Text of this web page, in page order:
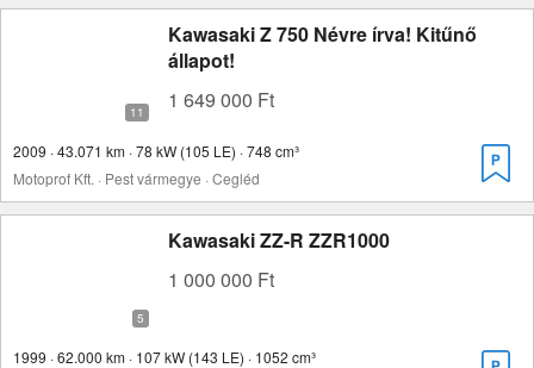
Kawasaki Z 750 Névre írva! Kitűnő
állapot!
1 649 000 Ft
2009 · 43.071 km · 78 kW (105 LE) · 748 cm³
Motoprof Kft. · Pest vármegye · Cegléd
Kawasaki ZZ-R ZZR1000
1 000 000 Ft
1999 · 62.000 km · 107 kW (143 LE) · 1052 cm³